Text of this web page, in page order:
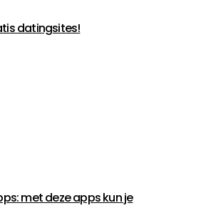
datingsites!
met deze apps kun je